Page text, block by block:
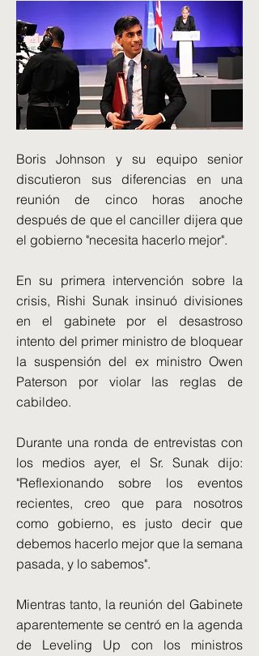
Boris Johnson y su equipo senior
discutieron sus diferencias en una
reunión de cinco horas anoche
después de que el canciller dijera que
el gobierno "necesita hacerlo mejor".
En su primera intervención sobre la
crisis, Rishi Sunak insinuó divisiones
en el gabinete por el desastroso
intento del primer ministro de bloquear
la suspensión del ex ministro Owen
Paterson por violar las reglas de
cabildeo.
Durante una ronda de entrevistas con
los medios ayer, el Sr. Sunak dijo:
"Reflexionando sobre los eventos
recientes, creo que para nosotros
como gobierno, es justo decir que
debemos hacerlo mejor que la semana
pasada, y lo sabemos".
Mientras tanto, la reunión del Gabinete
aparentemente se centró en la agenda
de Leveling Up con los ministros